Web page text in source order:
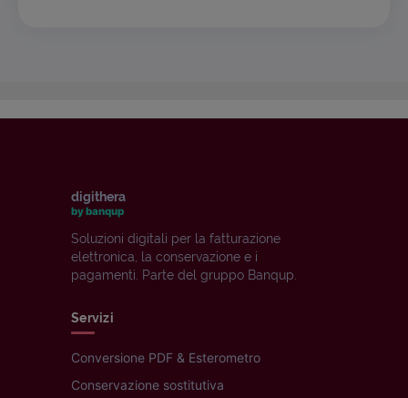
digithera
by banqup
Soluzioni digitali per la fatturazione
elettronica, la conservazione e i
pagamenti. Parte del gruppo Banqup.
Servizi
Conversione PDF & Esterometro
Conservazione sostitutiva